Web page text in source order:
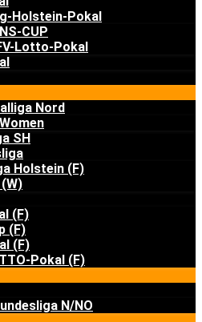
Holstein-Pokal
CUP
Lotto-Pokal
Nord
SH
Holstein (F)
(F)
(F)
(F)
Pokal (F)
N/NO